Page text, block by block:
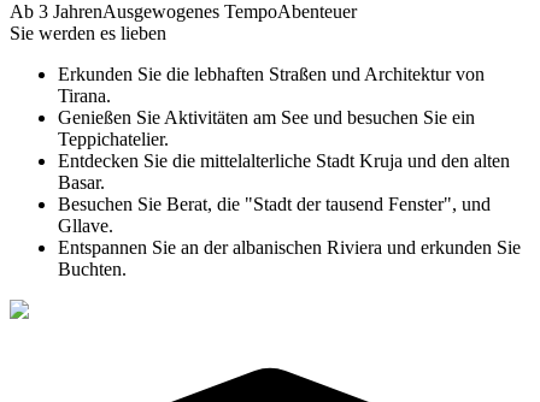
Ab 3 JahrenAusgewogenes TempoAbenteuer
Sie werden es lieben
Erkunden Sie die lebhaften Straßen und Architektur von
Tirana.
Genießen Sie Aktivitäten am See und besuchen Sie ein
Teppichatelier.
Entdecken Sie die mittelalterliche Stadt Kruja und den alten
Basar.
Besuchen Sie Berat, die "Stadt der tausend Fenster", und
Gllave.
Entspannen Sie an der albanischen Riviera und erkunden Sie
Buchten.